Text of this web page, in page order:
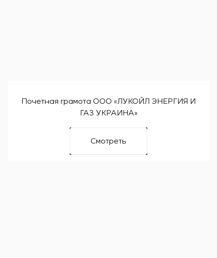
Почетная грамота ООО «ЛУКОЙЛ ЭНЕРГИЯ И
ГАЗ УКРАИНА»
Смотреть